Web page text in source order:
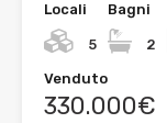
Locali
5
Bagni
2
Venduto
330.000€